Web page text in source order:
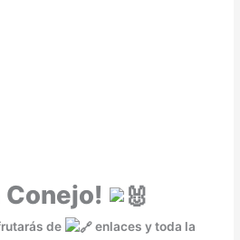
Conejo!
de
enlaces y toda la